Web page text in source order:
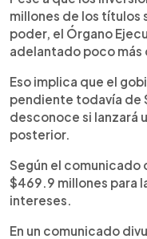
millones de los títulos
poder, el Órgano
adelantado poco
Eso implica que el
pendiente todavía de
desconoce si lanzará
posterior.
Según el
$469.9 millones para
intereses.
En un comunicado